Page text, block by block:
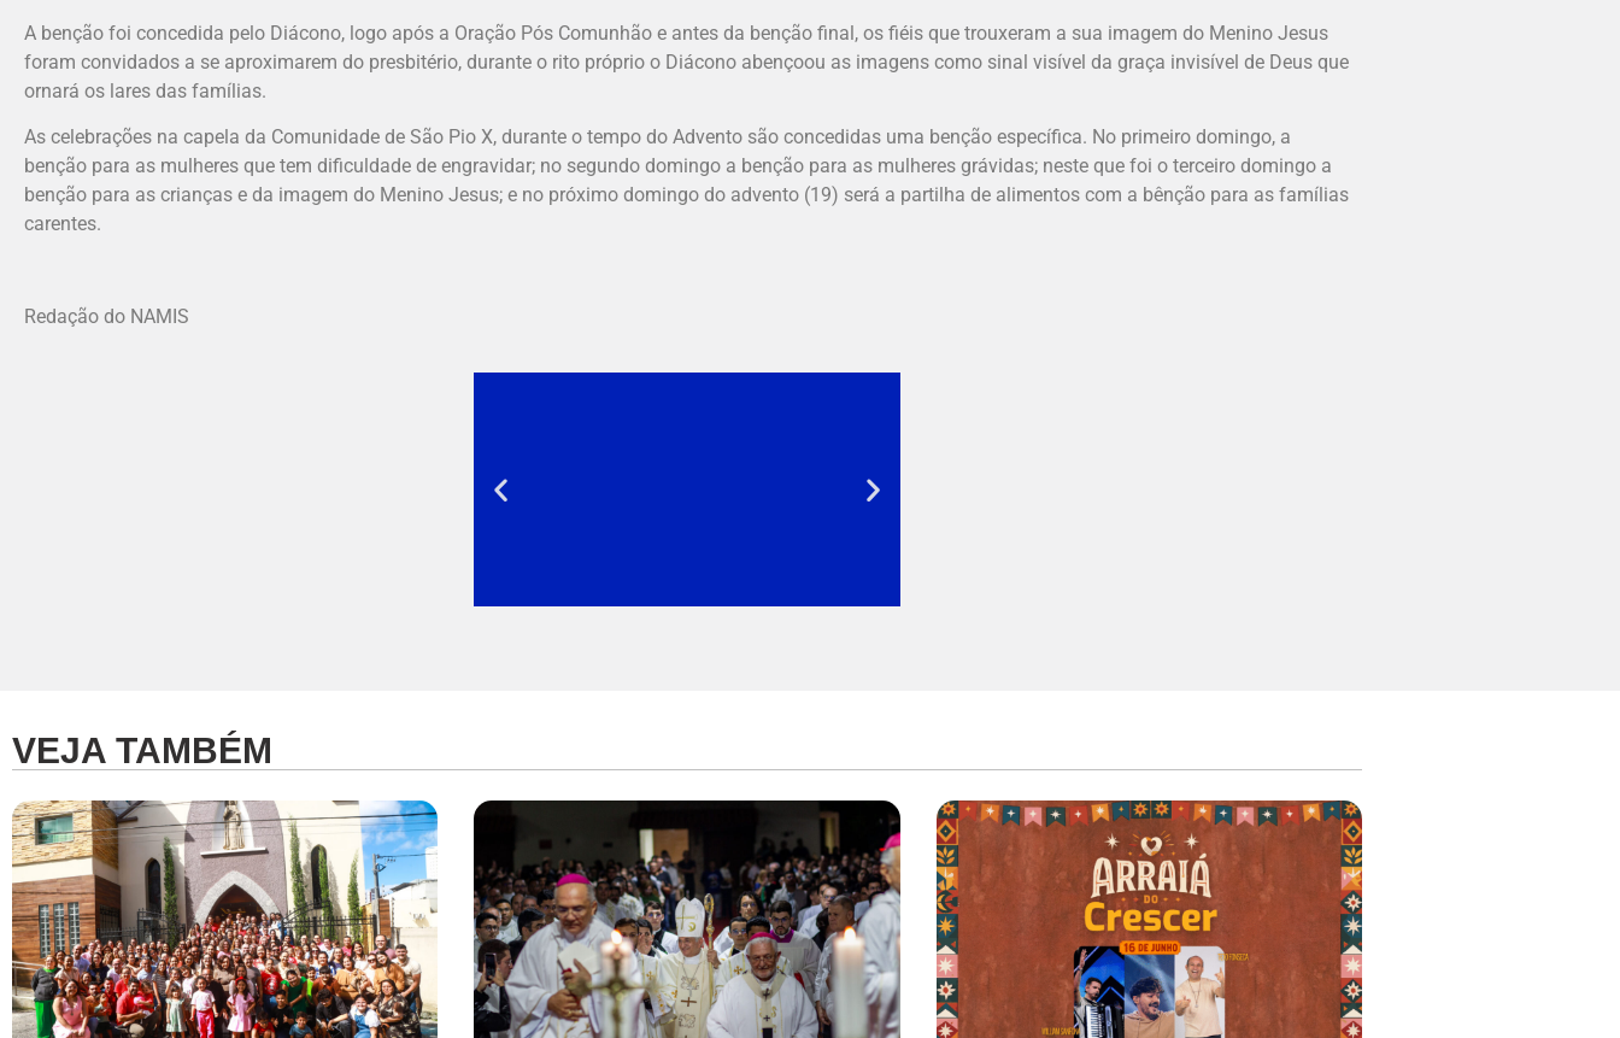
A benção foi concedida pelo Diácono, logo após a Oração Pós Comunhão e antes da benção final, os fiéis que trouxeram a sua imagem do Menino Jesus
foram convidados a se aproximarem do presbitério, durante o rito próprio o Diácono abençoou as imagens como sinal visível da graça invisível de Deus que
ornará os lares das famílias.
As celebrações na capela da Comunidade de São Pio X, durante o tempo do Advento são concedidas uma benção específica. No primeiro domingo, a
benção para as mulheres que tem dificuldade de engravidar; no segundo domingo a benção para as mulheres grávidas; neste que foi o terceiro domingo a
benção para as crianças e da imagem do Menino Jesus; e no próximo domingo do advento (19) será a partilha de alimentos com a bênção para as famílias
carentes.
Redação do NAMIS
VEJA TAMBÉM